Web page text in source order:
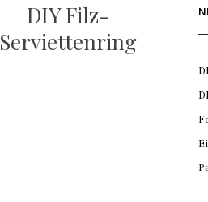
DIY Filz-
Serviettenring